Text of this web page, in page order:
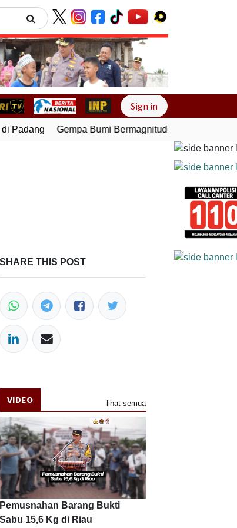
Next
Sign in
Gempa Bumi Bermagnitudo 5,1 Kembali
SHARE THIS POST
VIDEO lihat semua
Pemusnahan Barang Bukti
Sabu 15,6 Kg di Riau